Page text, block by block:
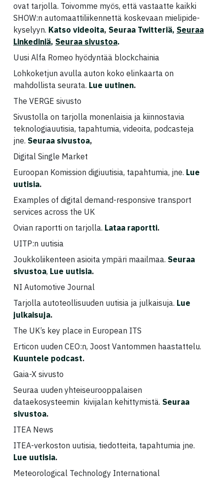
ovat tarjolla. Toivomme myös, että vastaatte kaikki
SHOW:n automaattiliikennettä koskevaan mielipide-
kyselyyn. Katso videoita, Seuraa Twitteriä, Seuraa
Linkediniä, Seuraa sivustoa.
Uusi Alfa Romeo hyödyntää blockchainia
Lohkoketjun avulla auton koko elinkaarta on
mahdollista seurata. Lue uutinen.
The VERGE sivusto
Sivustolla on tarjolla monenlaisia ja kiinnostavia
teknologiauutisia, tapahtumia, videoita, podcasteja
jne. Seuraa sivustoa,
Digital Single Market
Euroopan Komission digiuutisia, tapahtumia, jne. Lue
uutisia.
Examples of digital demand-responsive transport
services across the UK
Ovian raportti on tarjolla. Lataa raportti.
UITP:n uutisia
Joukkoliikenteen asioita ympäri maailmaa. Seuraa
sivustoa, Lue uutisia.
NI Automotive Journal
Tarjolla autoteollisuuden uutisia ja julkaisuja. Lue
julkaisuja.
The UK’s key place in European ITS
Erticon uuden CEO:n, Joost Vantommen haastattelu.
Kuuntele podcast.
Gaia-X sivusto
Seuraa uuden yhteiseurooppalaisen
dataekosysteemin kivijalan kehittymistä. Seuraa
sivustoa.
ITEA News
ITEA-verkoston uutisia, tiedotteita, tapahtumia jne.
Lue uutisia.
Meteorological Technology International